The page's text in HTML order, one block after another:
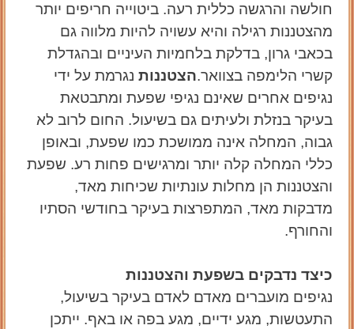
חולשה והרגשה כללית רעה. ביטוייה חריפים יותר
מהצטננות רגילה והיא עשויה להיות מלווה גם
בכאבי גרון, בדלקת בלחמיות העיניים ובהגדלת
קשרי הלימפה בצוואר.הצטננות נגרמת על ידי
נגיפים אחרים שאינם נגיפי שפעת ומתבטאת
בעיקר בנזלת ולעיתים גם בשיעול. החום לרוב לא
גבוה, המחלה אינה ממושכת כמו שפעת, ובאופן
כללי המחלה קלה יותר ומרגישים פחות רע. שפעת
והצטננות הן מחלות עונתיות שכיחות מאד,
מדבקות מאד, המתפרצות בעיקר בחודשי הסתיו
והחורף.
כיצד נדבקים בשפעת והצטננות
נגיפים מועברים מאדם לאדם בעיקר בשיעול,
התעטשות, מגע ידיים, מגע בפה או באף. ייתכן